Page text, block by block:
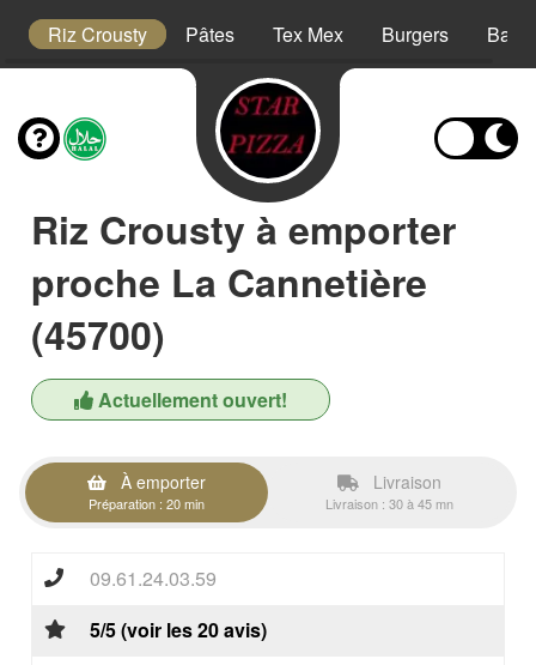
Riz Crousty Pâtes Tex Mex Burgers
Riz Crousty à emporter
proche La Cannetière
(45700)
Actuellement ouvert!
À emporter
Préparation : 20 min
Livraison
Livraison : 30 à 45 mn
09.61.24.03.59
5/5 (voir les 20 avis)